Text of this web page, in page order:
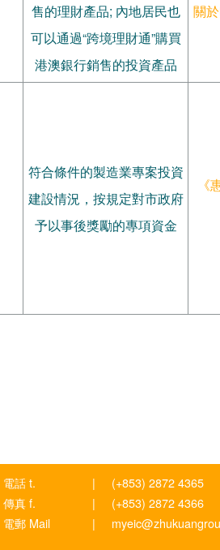
售的理財產品; 內地居民也
可以通過“跨境理財通”購買
港澳銀行銷售的投資產品
關
符合條件的製造業專案投資
建設情況，按規定對市政府
予以事後獎勵的專項資金
電話 t. |
(+853) 2872 4365
傳真 f.
|
(+853) 2872 4366
電郵 Mail
|